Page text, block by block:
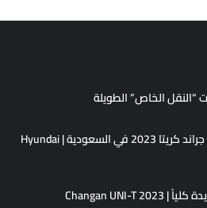
الخاص” الطويلة
مواصفات وأسعار هيونداي جراند كريتا 2023 في السعودية | Hyundai